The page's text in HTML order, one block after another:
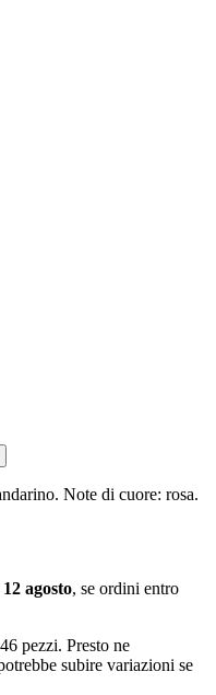
Note di cuore: rosa.
agosto, se ordini entro
pezzi. Presto ne
subire variazioni se